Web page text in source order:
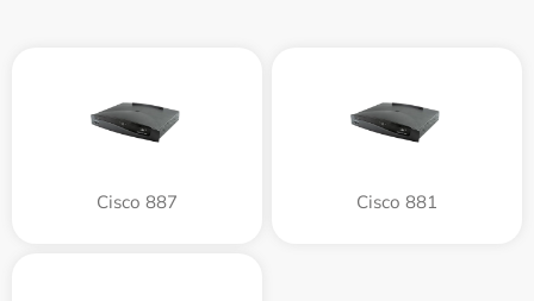
Cisco 887 Cisco 881